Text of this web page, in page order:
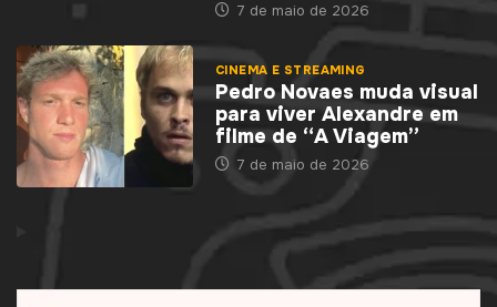
7 de maio de 2026
CINEMA E STREAMING
Pedro Novaes muda visual
para viver Alexandre em
filme de “A Viagem”
7 de maio de 2026